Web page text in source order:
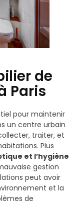
de
Paris
pour maintenir
un centre urbain
traiter, et
Plus
et l’hygiène
gestion
peut avoir
et la
de